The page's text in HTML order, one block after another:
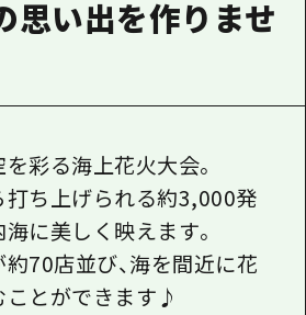
ンク
思い出を作りませ
彩る海上花火大会。
打ち上げられる約3,000発
に美しく映えます。
70店並び、海を間近に花
ことができます♪